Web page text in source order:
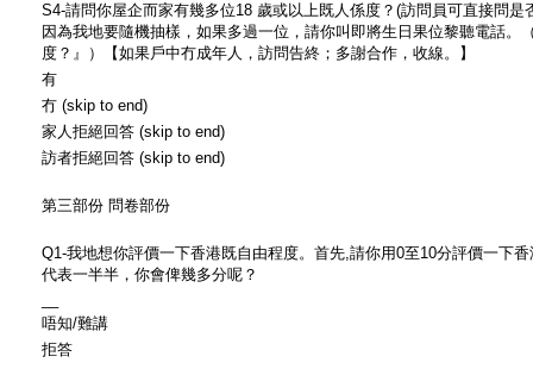
S4-請問你屋企而家有幾多位18 歲或以上既人係度？(訪問員可直接問
因為我地要隨機抽樣，如果多過一位，請你叫即將生日果位黎聽電話
度？』）【如果戶中冇成年人，訪問告終；多謝合作，收線。】
有
冇 (skip to end)
家人拒絕回答 (skip to end)
訪者拒絕回答 (skip to end)
第三部份 問卷部份
Q1-我地想你評價一下香港既自由程度。首先,請你用0至10分評價一下
代表一半半，你會俾幾多分呢？
唔知/難講
拒答